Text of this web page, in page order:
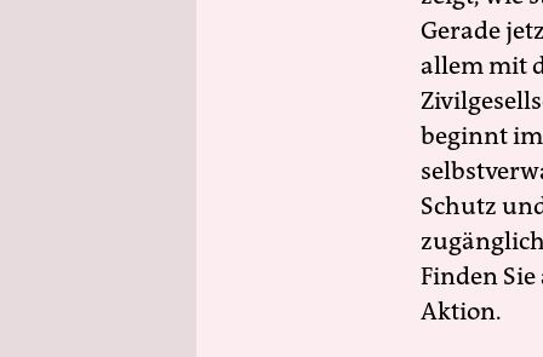
Gerade
allem mit
beginnt
Schutz
Finden
Aktion.